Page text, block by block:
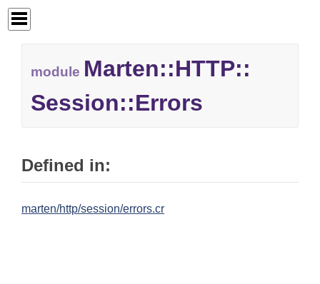
module Marten::HTTP::
Session::Errors
Defined in:
marten/http/session/errors.cr